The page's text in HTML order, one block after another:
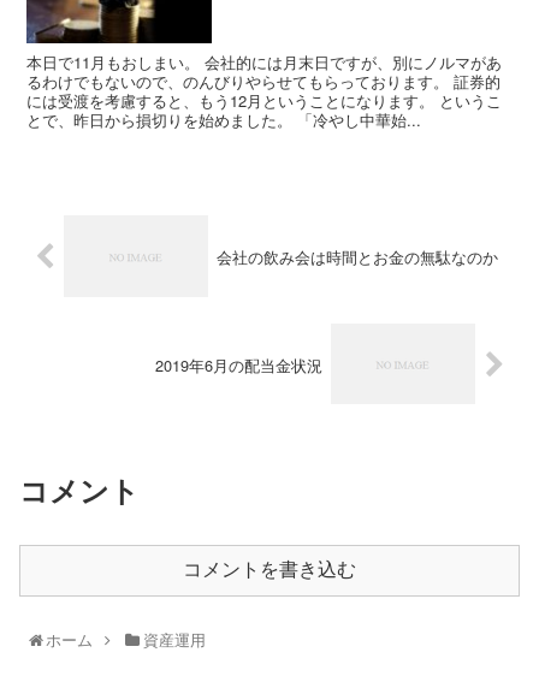
本日で11月もおしまい。 会社的には月末日ですが、別にノルマがあ
るわけでもないので、のんびりやらせてもらっております。 証券的
には受渡を考慮すると、もう12月ということになります。 というこ
とで、昨日から損切りを始めました。 「冷やし中華始...
会社の飲み会は時間とお金の無駄なのか
2019年6月の配当金状況
コメント
コメントを書き込む
ホーム 資産運用